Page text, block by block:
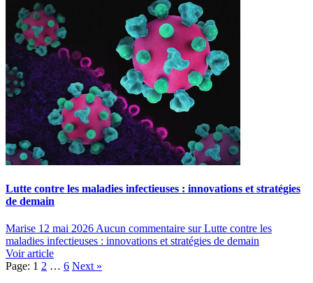
Lutte contre les maladies infectieuses : innovations et stratégies
de demain
Marise 12 mai 2026 Aucun commentaire sur Lutte contre les
maladies infectieuses : innovations et stratégies de demain
Voir article
Page: 1 2 … 6 Next »